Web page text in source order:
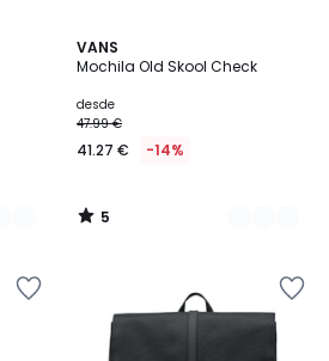
VANS
Mochila Old Skool Check
desde
47.99 €
41.27 € -14%
5
/
2
Colores
5
/